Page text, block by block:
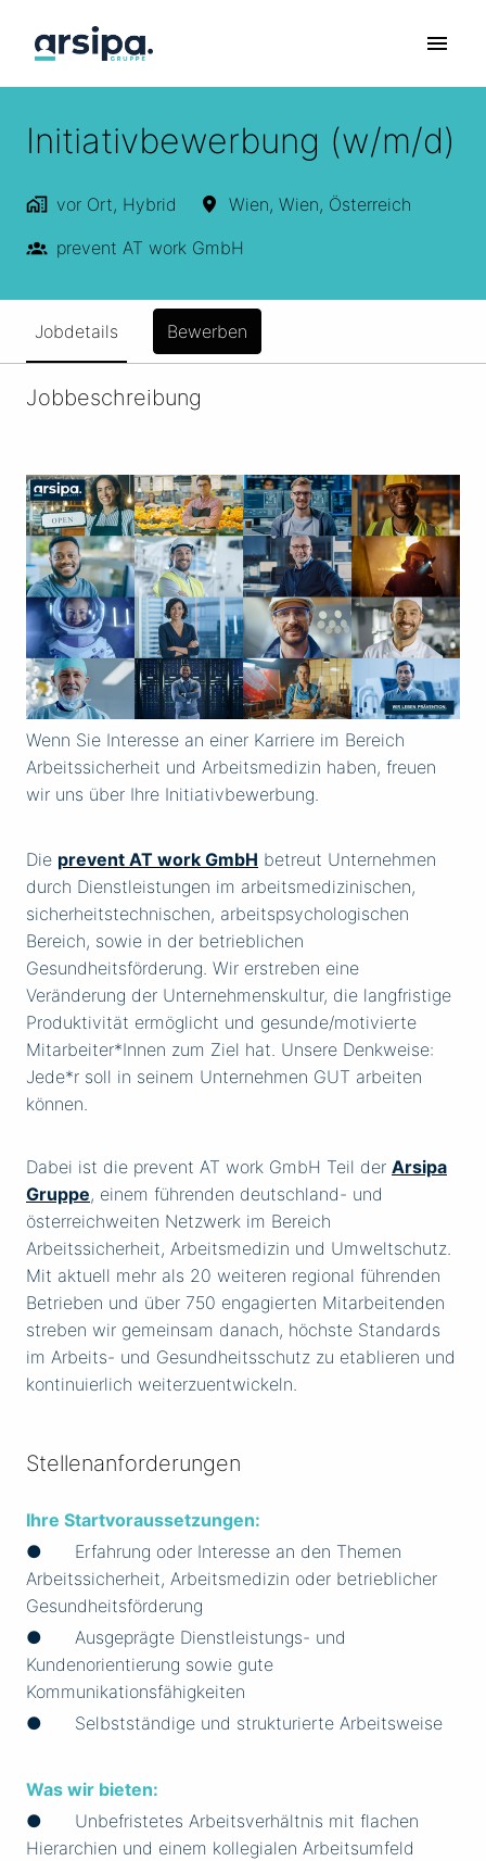
Inhalt
springenStartseite
Initiativbewerbung (w/m/d)
vor Ort, Hybrid Wien, Wien, Österreich
prevent AT work GmbH
Jobdetails Bewerben
Jobbeschreibung
Wenn Sie Interesse an einer Karriere im Bereich
Arbeitssicherheit und Arbeitsmedizin haben, freuen
wir uns über Ihre Initiativbewerbung.
Die prevent AT work GmbH betreut Unternehmen
durch Dienstleistungen im arbeitsmedizinischen,
sicherheitstechnischen, arbeitspsychologischen
Bereich, sowie in der betrieblichen
Gesundheitsförderung. Wir erstreben eine
Veränderung der Unternehmenskultur, die langfristige
Produktivität ermöglicht und gesunde/motivierte
Mitarbeiter*Innen zum Ziel hat. Unsere Denkweise:
Jede*r soll in seinem Unternehmen GUT arbeiten
können.
Dabei ist die prevent AT work GmbH Teil der Arsipa
Gruppe, einem führenden deutschland- und
österreichweiten Netzwerk im Bereich
Arbeitssicherheit, Arbeitsmedizin und Umweltschutz.
Mit aktuell mehr als 20 weiteren regional führenden
Betrieben und über 750 engagierten Mitarbeitenden
streben wir gemeinsam danach, höchste Standards
im Arbeits- und Gesundheitsschutz zu etablieren und
kontinuierlich weiterzuentwickeln.
Stellenanforderungen
Ihre Startvoraussetzungen:
● Erfahrung oder Interesse an den Themen
Arbeitssicherheit, Arbeitsmedizin oder betrieblicher
Gesundheitsförderung
● Ausgeprägte Dienstleistungs- und
Kundenorientierung sowie gute
Kommunikationsfähigkeiten
● Selbstständige und strukturierte Arbeitsweise
Was wir bieten:
● Unbefristetes Arbeitsverhältnis mit flachen
Hierarchien und einem kollegialen Arbeitsumfeld